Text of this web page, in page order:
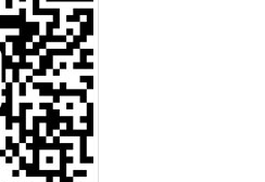
（以广东为例）_增值税一般纳税人查询_一般
计网词库
下载|一般纳税人查询广东税务局版下载2.4.0
厅增值税一般纳税人资格查询
纳税人的查询
教育服务,增值税有优惠吗_中华会计网校_